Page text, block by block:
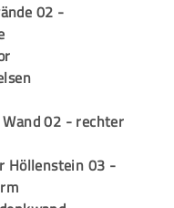
02 -
02 - rechter
Höllenstein 03 -